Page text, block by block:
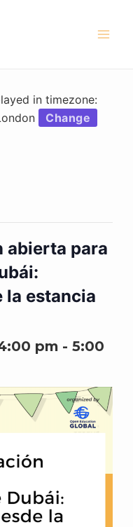
in timezone:
Change
abierta para
la estancia
pm- 5:00